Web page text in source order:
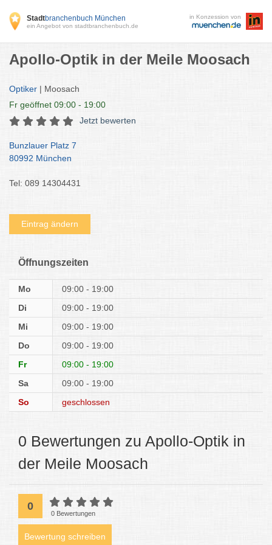
Stadtbranchenbuch München
ein Angebot von stadtbranchenbuch.de
in Konzession von
Apollo-Optik in der Meile Moosach
Optiker | Moosach
Fr geöffnet 09:00 - 19:00
Jetzt bewerten
Bunzlauer Platz 7
80992 München
Tel: 089 14304431
Eintrag ändern
Öffnungszeiten
Mo
09:00 - 19:00
Di
09:00 - 19:00
Mi
09:00 - 19:00
Do
09:00 - 19:00
Fr
09:00 - 19:00
Sa
09:00 - 19:00
So
geschlossen
0 Bewertungen zu Apollo-Optik in
der Meile Moosach
0
0 Bewertungen
Bewertung schreiben